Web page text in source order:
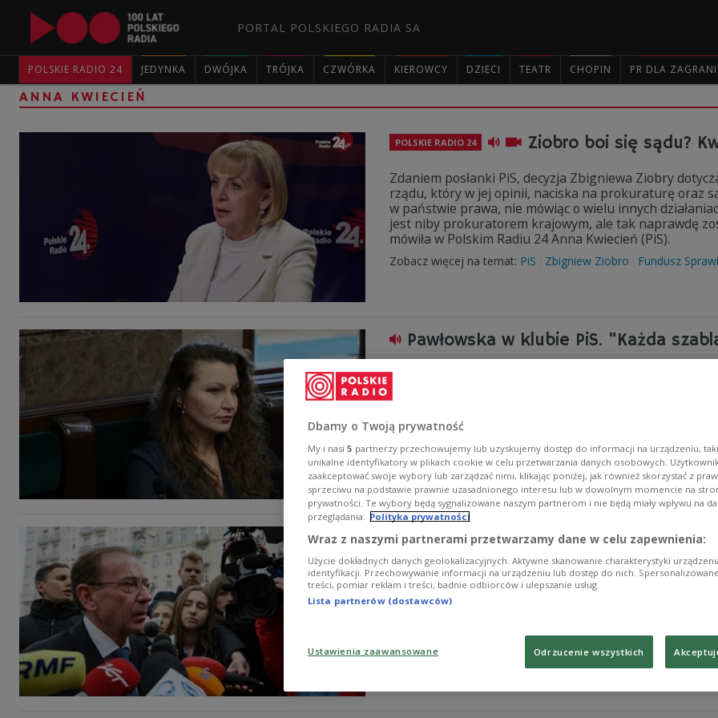
PORTAL POLSKIEGO RADIA SA
POLSKIE RADIO 24 JEDYNKA DWÓJKA TRÓJKA CZWÓRKA KIEROWCY DZIECI TEATR CHOPIN PR DLA
ANNA KWIECIEŃ
POLSKIE RADIO 24 Ziobro boi się sądu?
Zdaniem posłanki PiS, decyzja Zbigniewa Ziobry
rządu, który w jej opinii, naciska na prokuraturę oraz
w państwie prawa, nie mówiąc o wielu innych
jest niby prokuratorem krajowym, ale tak naprawdę
mówiła w Polskim Radiu 24 Anna Kwiecień (PiS).
Zobacz więcej na temat: PiS Zbigniew Ziobro Fundusz
Pawłowska w klubie PiS. "Każda
Monika Pawłowska, która objęła mandat po Mariuszu
Zarzuty dla Kamińskiego i Wąsika.
- Panowie Wąsik i Kamiński byli ułaskawieni przez
którzy nigdy z nami nie byli kojarzeni, a jasno mówią,
ułaskawieni, brak honorowania tego to jest dla mnie
POLSKA polityka Mariusz Kamiński
Dbamy o Twoją prywatność
My i nasi 5 partnerzy przechowujemy lub uzyskujemy dostęp do informacji na urządzeniu,
unikalne identyfikatory w plikach cookie w celu przetwarzania danych osobowych.
zaakceptować swoje wybory lub zarządzać nimi, klikając poniżej, jak również skorzystać z
sprzeciwu na podstawie prawnie uzasadnionego interesu lub w dowolnym momencie na
prywatności. Te wybory będą sygnalizowane naszym partnerom i nie będą miały wpływu na
przeglądania. Polityka prywatności
Wraz z naszymi partnerami przetwarzamy dane w celu zapewnienia:
Użycie dokładnych danych geolokalizacyjnych. Aktywne skanowanie charakterystyki
identyfikacji. Przechowywanie informacji na urządzeniu lub dostęp do nich.
treści, pomiar reklam i treści, badnie odbiorców i ulepszanie usług.
Lista partnerów (dostawców)
Ustawienia zaawansowane Odrzucenie wszystkich